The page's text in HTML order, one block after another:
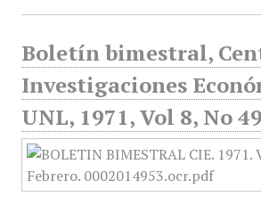
Boletín bimestral,
Investigaciones
UNL, 1971, Vol 8, No